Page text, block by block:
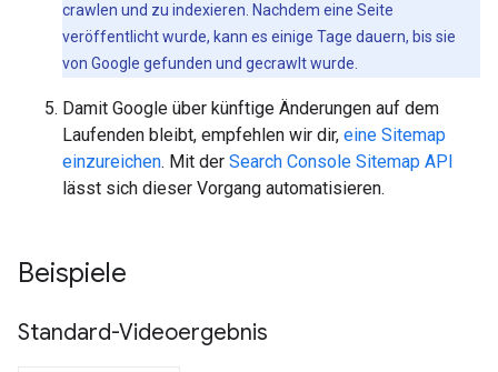
crawlen und zu indexieren. Nachdem eine Seite
veröffentlicht wurde, kann es einige Tage dauern, bis sie
von Google gefunden und gecrawlt wurde.
Damit Google über künftige Änderungen auf dem
Laufenden bleibt, empfehlen wir dir, eine Sitemap
einzureichen. Mit der Search Console Sitemap API
lässt sich dieser Vorgang automatisieren.
Beispiele
Standard-Videoergebnis